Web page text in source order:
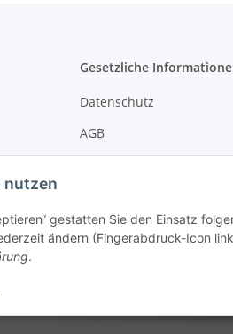
Gesetzliche
Datenschutz
AGB
Widerrufsrecht
nutzen
gestatten Sie den Einsatz
ändern (Fingerabdruck-Icon
.